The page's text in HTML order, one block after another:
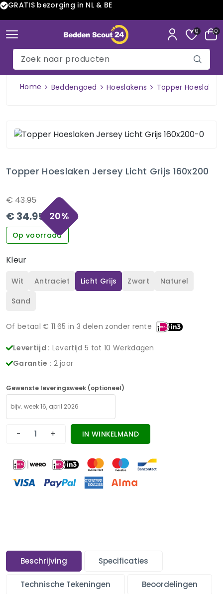
GRATIS bezorging in NL & BE
0 0
Home Beddengoed Hoeslakens Topper
Topper Hoeslaken Jersey Licht Grijs 160x200
€ 43.95
€ 34.95 20%
Op voorraad
Kleur
Wit Antraciet Licht Grijs Zwart
Naturel
Sand
Of betaal € 11.65 in 3 delen zonder rente
Levertijd : Levertijd 5 tot 10 Werkdagen
Garantie : 2 jaar
Gewenste leveringsweek (optioneel)
- + IN WINKELMAND
Beschrijving Specificaties
Technische Tekeningen Beoordelingen